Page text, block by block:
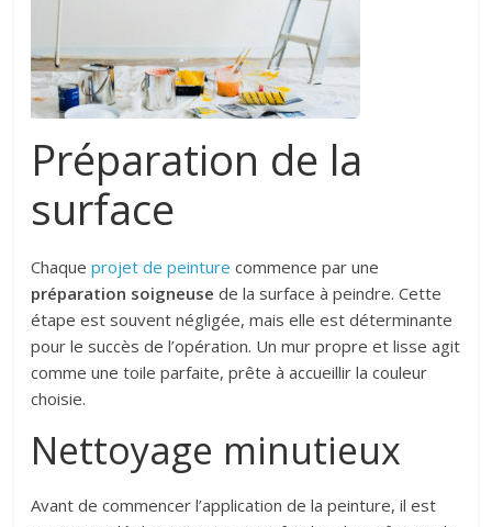
Préparation de la
surface
Chaqueprojet de peinture commence par une
préparation soigneuse de la surface à peindre. Cette
étape est souvent négligée, mais elle est déterminante
pour le succès de l’opération. Un mur propre et lisse agit
comme une toile parfaite, prête à accueillir la couleur
choisie.
Nettoyage minutieux
Avant de commencer l’application de la peinture, il est